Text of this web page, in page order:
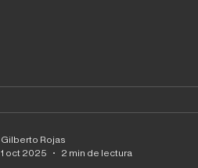
Gilberto Rojas
1 oct 2025
2 min de lectura